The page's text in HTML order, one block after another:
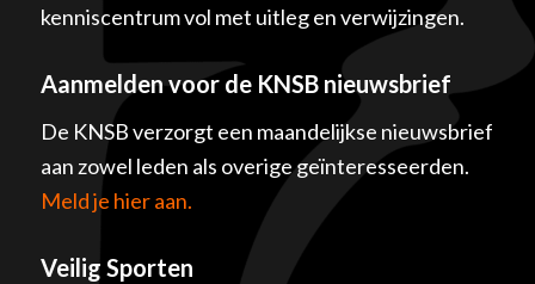
kenniscentrum vol met uitleg en verwijzingen.
Aanmelden voor de KNSB nieuwsbrief
De KNSB verzorgt een maandelijkse nieuwsbrief
aan zowel leden als overige geïnteresseerden.
Meld je hier aan.
Veilig Sporten